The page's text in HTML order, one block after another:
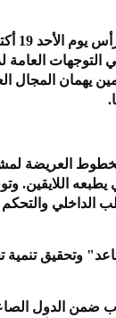
المجال
اللايقين.
تنمية تجمع
ضمن الدول